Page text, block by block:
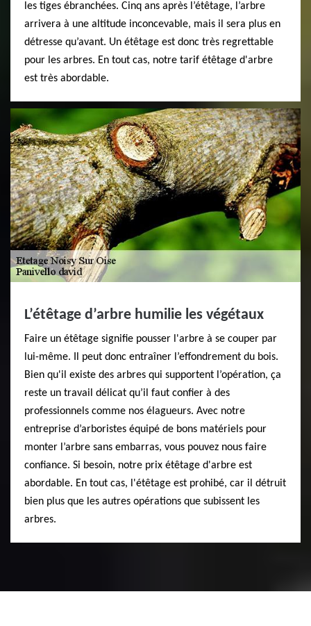
les tiges ébranchées. Cinq ans après l’étêtage, l’arbre
arrivera à une altitude inconcevable, mais il sera plus en
détresse qu’avant. Un étêtage est donc très regrettable
pour les arbres. En tout cas, notre tarif étêtage d'arbre
est très abordable.
L’étêtage d’arbre humilie les végétaux
Faire un étêtage signifie pousser l'arbre à se couper par
lui-même. Il peut donc entraîner l’effondrement du bois.
Bien qu'il existe des arbres qui supportent l’opération, ça
reste un travail délicat qu’il faut confier à des
professionnels comme nos élagueurs. Avec notre
entreprise d’arboristes équipé de bons matériels pour
monter l’arbre sans embarras, vous pouvez nous faire
confiance. Si besoin, notre prix étêtage d'arbre est
abordable. En tout cas, l'étêtage est prohibé, car il détruit
bien plus que les autres opérations que subissent les
arbres.